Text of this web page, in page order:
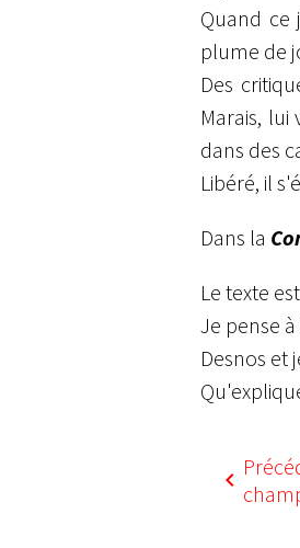
Quand ce
plume de
Des
Marais,
dans des
Libéré, il
Dans la
Le texte
Je pense
Desnos et